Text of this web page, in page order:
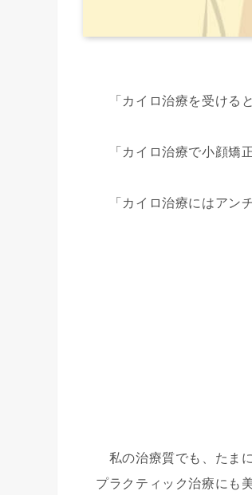
「カイロ治療を受ける
「カイロ治療で小顔矯
「カイロ治療にはアン
私の治療質でも、たま
プラクティック治療にも